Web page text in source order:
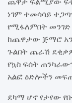
ነገም ተመሳሳይ
የሚፋለምበት መንገድ
ከጨዋታው ጅማሮ
ጉልበት ጨራሽ
የኳስ ፍሰት
አልፎ ዕድሎችን
ደካማ ሆኖ የታየው